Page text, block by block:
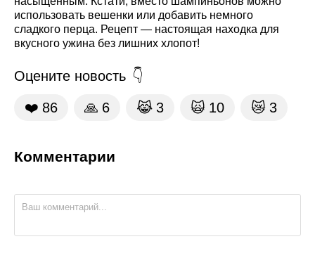
использовать вешенки или добавить немного
сладкого перца. Рецепт — настоящая находка для
вкусного ужина без лишних хлопот!
Оцените новость
❤️ 86 🙏 6 😹 3 🙀 10 😿 3
Комментарии